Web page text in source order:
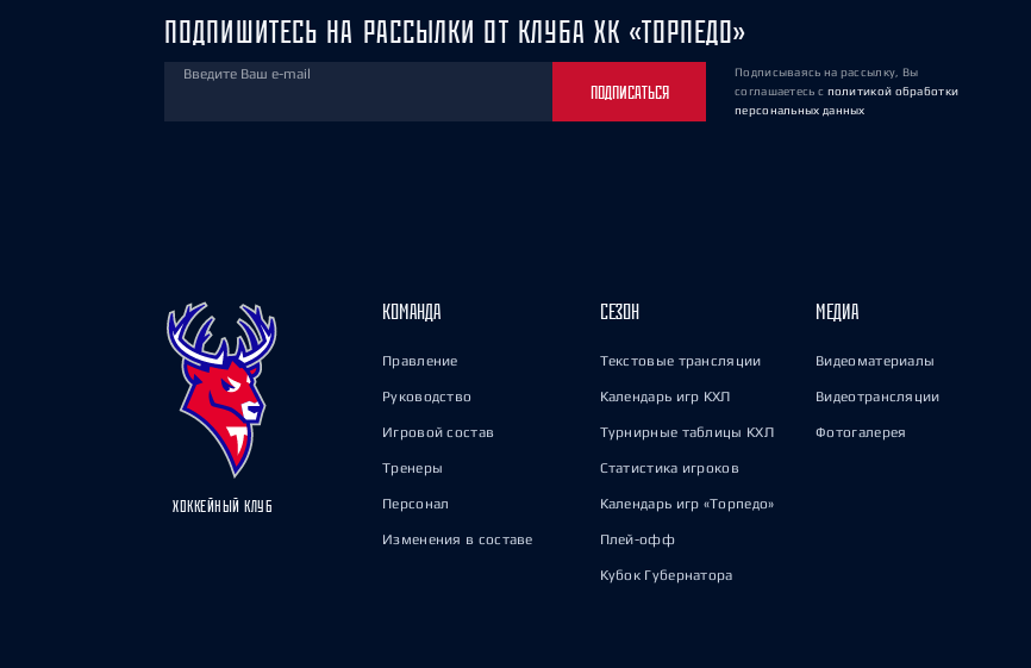
ПОДПИШИТЕСЬ НА РАССЫЛКИ ОТ КЛУБА ХК «ТОРПЕДО»
Введите Ваш e-mail
ПОДПИСАТЬСЯ
Подписываясь на рассылку, Вы
соглашаетесь с политикой обработки
персональных данных
ХОККЕЙНЫЙ КЛУБ
КОМАНДА
Правление
Руководство
Игровой состав
Тренеры
Персонал
Изменения в составе
СЕЗОН
Текстовые трансляции
Календарь игр КХЛ
Турнирные таблицы КХЛ
Статистика игроков
Календарь игр «Торпедо»
Плей-офф
Кубок Губернатора
МЕДИА
Видеоматериалы
Видеотрансляции
Фотогалерея